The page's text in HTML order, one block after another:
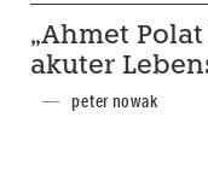
„Ahmet
akuter
peter nowak